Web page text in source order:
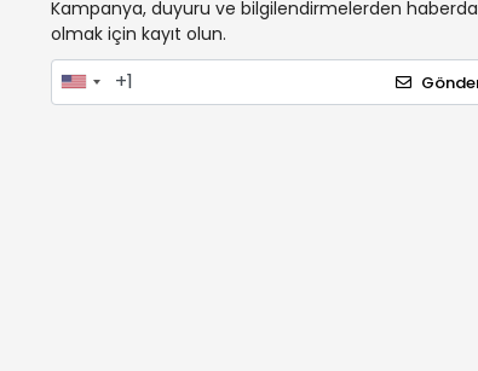
Kampanya, duyuru ve bilgilendirmelerden
olmak için kayıt olun.